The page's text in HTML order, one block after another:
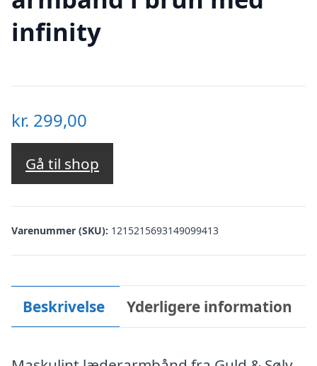
infinity
kr. 299,00
Gå til shop
Varenummer (SKU): 1215215693149099413
Beskrivelse Yderligere information